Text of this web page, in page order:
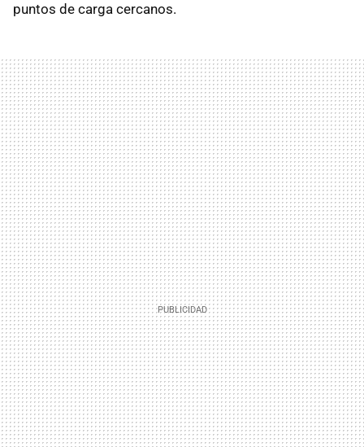
puntos de carga cercanos.